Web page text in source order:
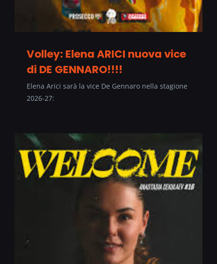
Volley: Elena ARICI nuova vice
di DE GENNARO!!!!
Elena Arici sarà la vice De Gennaro nella stagione
2026-27: